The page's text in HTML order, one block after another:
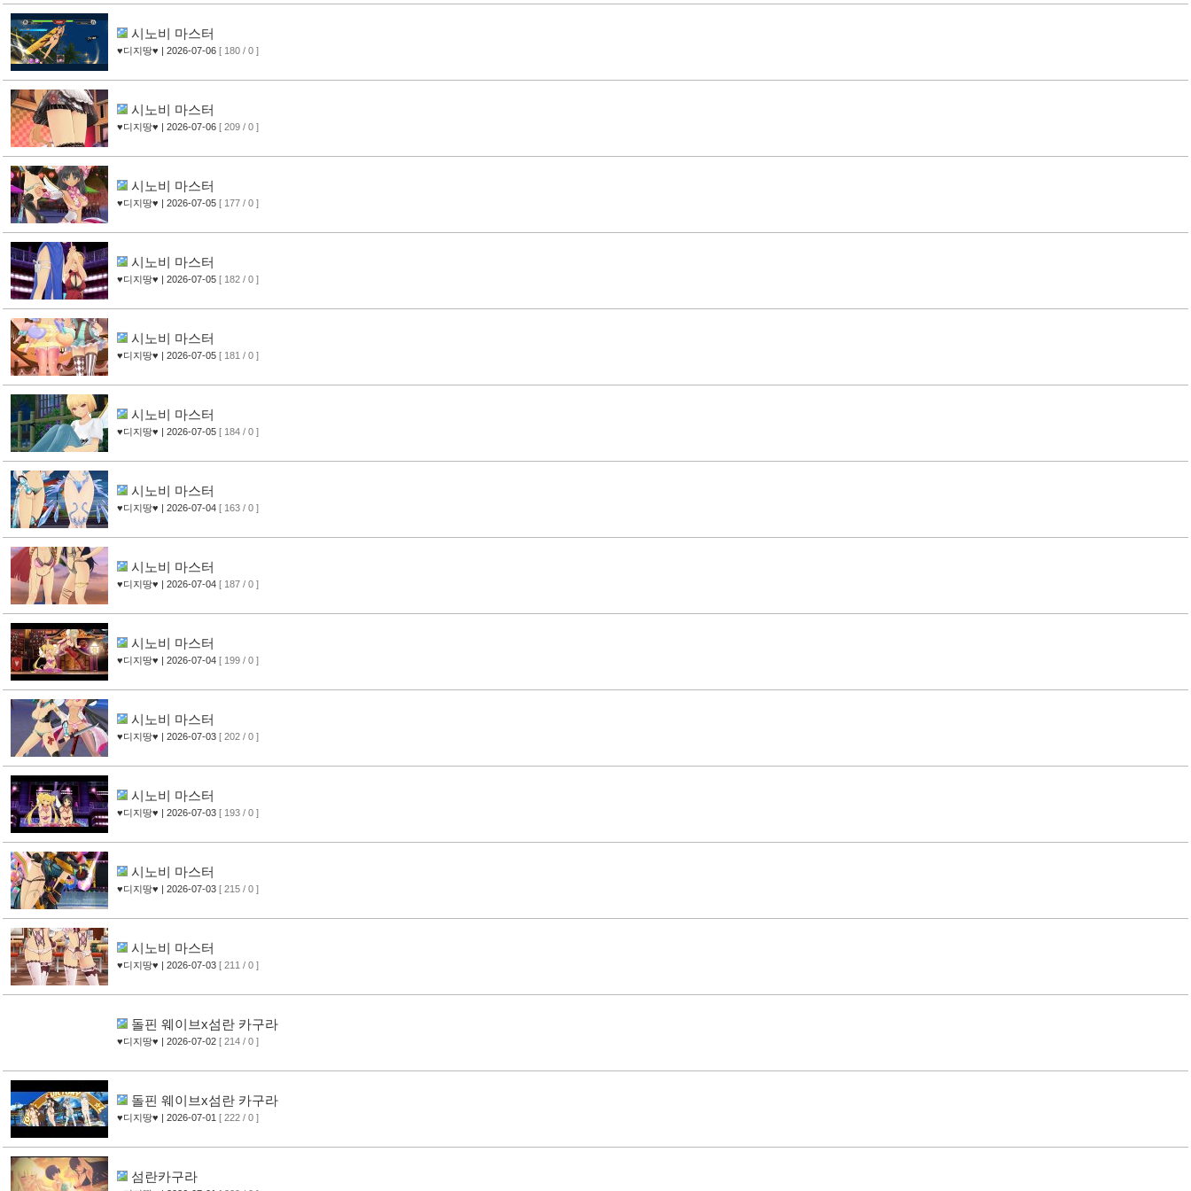
시노비 마스터
♥디지땅♥ | 2026-07-06 [ 180 / 0 ]
시노비 마스터
♥디지땅♥ | 2026-07-06 [ 209 / 0 ]
시노비 마스터
♥디지땅♥ | 2026-07-05 [ 177 / 0 ]
시노비 마스터
♥디지땅♥ | 2026-07-05 [ 182 / 0 ]
시노비 마스터
♥디지땅♥ | 2026-07-05 [ 181 / 0 ]
시노비 마스터
♥디지땅♥ | 2026-07-05 [ 184 / 0 ]
시노비 마스터
♥디지땅♥ | 2026-07-04 [ 163 / 0 ]
시노비 마스터
♥디지땅♥ | 2026-07-04 [ 187 / 0 ]
시노비 마스터
♥디지땅♥ | 2026-07-04 [ 199 / 0 ]
시노비 마스터
♥디지땅♥ | 2026-07-03 [ 202 / 0 ]
시노비 마스터
♥디지땅♥ | 2026-07-03 [ 193 / 0 ]
시노비 마스터
♥디지땅♥ | 2026-07-03 [ 215 / 0 ]
시노비 마스터
♥디지땅♥ | 2026-07-03 [ 211 / 0 ]
돌핀 웨이브x섬란 카구라
♥디지땅♥ | 2026-07-02 [ 214 / 0 ]
돌핀 웨이브x섬란 카구라
♥디지땅♥ | 2026-07-01 [ 222 / 0 ]
섬란카구라